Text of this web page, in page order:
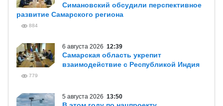
Симановский обсудили перспективное
развитие Самарского региона
884
6 августа 2026 12:39
Самарская область укрепит
взаимодействие с Республикой Индия
779
5 августа 2026 13:50